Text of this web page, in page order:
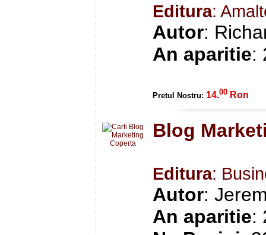
Editura:
Autor:
An aparitie:
Pretul Nostru: 14.00 Ron
Blog
Editura:
Autor:
An aparitie: